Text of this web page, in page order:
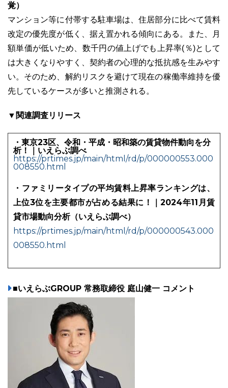
覚）
マンション等に付帯する駐車場は、住居部分に比べて賃料
改定の優先度が低く、据え置かれる傾向にある。また、月
額単価が低いため、数千円の値上げでも上昇率(％)として
は大きくなりやすく、契約者の心理的な抵抗感を生みやす
い。そのため、解約リスクを避けて現在の稼働率維持を優
先しているケースが多いと推測される。
▼関連調査リリース
・東京23区、令和・平成・昭和築の賃貸物件動向を分
析！｜いえらぶ調べ
https://prtimes.jp/main/html/rd/p/000000553.000
008550.html
・ファミリータイプの平均賃料上昇率ランキングは、
上位3位を主要都市が占める結果に！｜2024年11月賃
貸市場動向分析（いえらぶ調べ）
https://prtimes.jp/main/html/rd/p/000000543.000
008550.html
■いえらぶGROUP 常務取締役 庭山健一 コメント